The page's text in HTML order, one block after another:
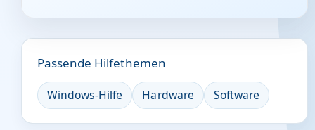
Passende Hilfethemen
Windows-Hilfe Hardware Software